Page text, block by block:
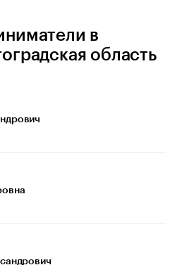
в
область